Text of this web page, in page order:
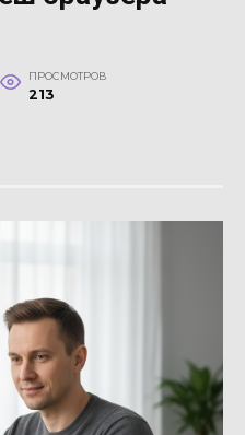
ПРОСМОТРОВ
213